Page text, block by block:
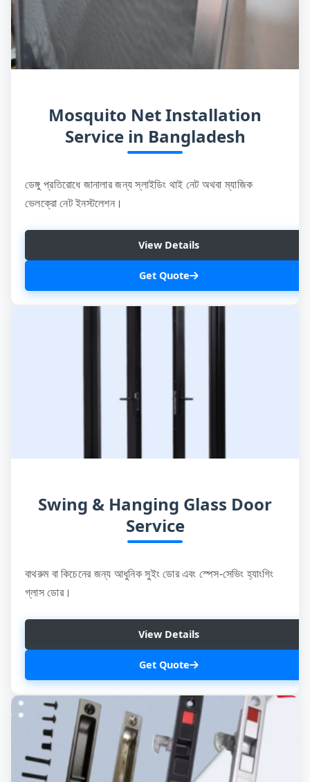
Mosquito Net Installation
Service in Bangladesh
ডেঙ্গু প্রতিরোধে জানালার জন্য স্লাইডিং থাই নেট অথবা ম্যাজিক
ভেলক্রো নেট ইনস্টলেশন।
View Details
Get Quote
Swing & Hanging Glass Door
Service
বাথরুম বা কিচেনের জন্য আধুনিক সুইং ডোর এবং স্পেস-সেভিং হ্যাংগিং
গ্লাস ডোর।
View Details
Get Quote